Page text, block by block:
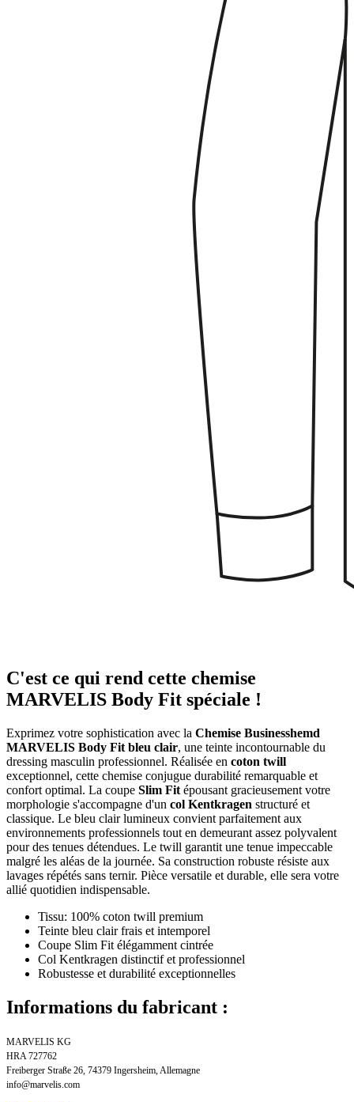
C'est ce qui rend cette chemise
MARVELIS Body Fit spéciale !
Exprimez votre sophistication avec la Chemise Businesshemd
MARVELIS Body Fit bleu clair, une teinte incontournable du
dressing masculin professionnel. Réalisée en coton twill
exceptionnel, cette chemise conjugue durabilité remarquable et
confort optimal. La coupe Slim Fit épousant gracieusement votre
morphologie s'accompagne d'un col Kentkragen structuré et
classique. Le bleu clair lumineux convient parfaitement aux
environnements professionnels tout en demeurant assez polyvalent
pour des tenues détendues. Le twill garantit une tenue impeccable
malgré les aléas de la journée. Sa construction robuste résiste aux
lavages répétés sans ternir. Pièce versatile et durable, elle sera votre
allié quotidien indispensable.
Tissu: 100% coton twill premium
Teinte bleu clair frais et intemporel
Coupe Slim Fit élégamment cintrée
Col Kentkragen distinctif et professionnel
Robustesse et durabilité exceptionnelles
Informations du fabricant :
MARVELIS KG
HRA 727762
Freiberger Straße 26, 74379 Ingersheim, Allemagne
info@marvelis.com